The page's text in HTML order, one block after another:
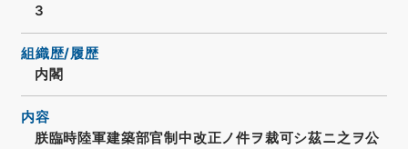
3
組織歴/履歴
内閣
内容
朕臨時陸軍建築部官制中改正ノ件ヲ裁可シ茲ニ之ヲ公